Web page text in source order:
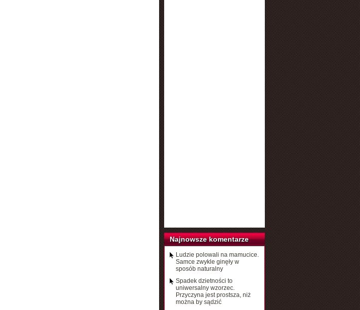
Najnowsze komentarze
Ludzie polowali na mamucice.
Samce zwykle ginęły w
sposób naturalny
Spadek dzietności to
uniwersalny wzorzec.
Przyczyna jest prostsza, niż
można by sądzić